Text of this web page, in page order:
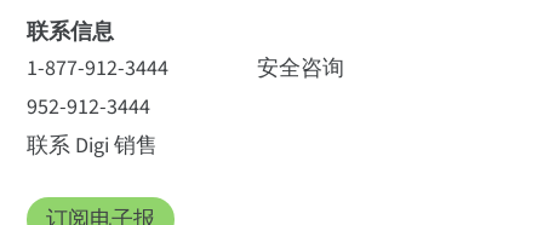
联系信息
1-877-912-3444
952-912-3444
联系 Digi 销售
安全咨询